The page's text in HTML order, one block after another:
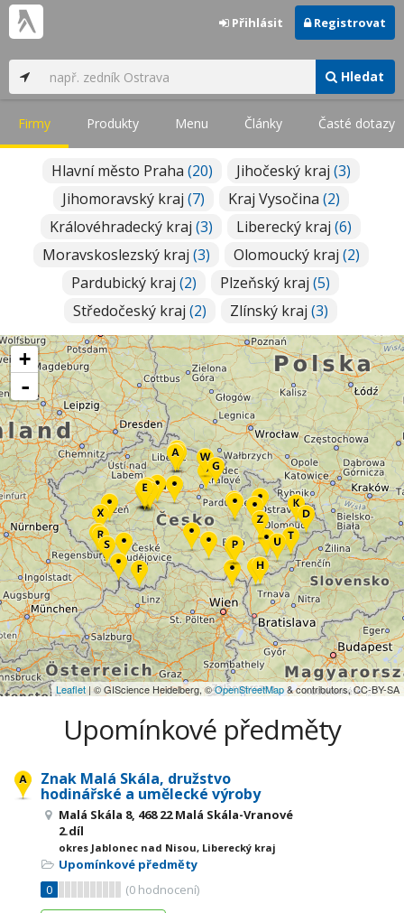
Hledat
Přihlásit Registrovat
Firmy Produkty Menu Články Časté dotazy
Hlavní město Praha (20) Jihočeský kraj (3)
Jihomoravský kraj (7) Kraj Vysočina (2)
Královéhradecký kraj (3) Liberecký kraj (6)
Moravskoslezský kraj (3) Olomoucký kraj (2)
Pardubický kraj (2) Plzeňský kraj (5)
Středočeský kraj (2) Zlínský kraj (3)
+
-
Leaflet| © GIScience Heidelberg, ©OpenStreetMap& contributors, CC-BY-SA
Upomínkové předměty
Znak Malá Skála, družstvo
hodinářské a umělecké výroby
Malá Skála 8, 468 22 Malá Skála-Vranové
2.díl
okres Jablonec nad Nisou, Liberecký kraj
Upomínkové předměty
0
(0 hodnocení)